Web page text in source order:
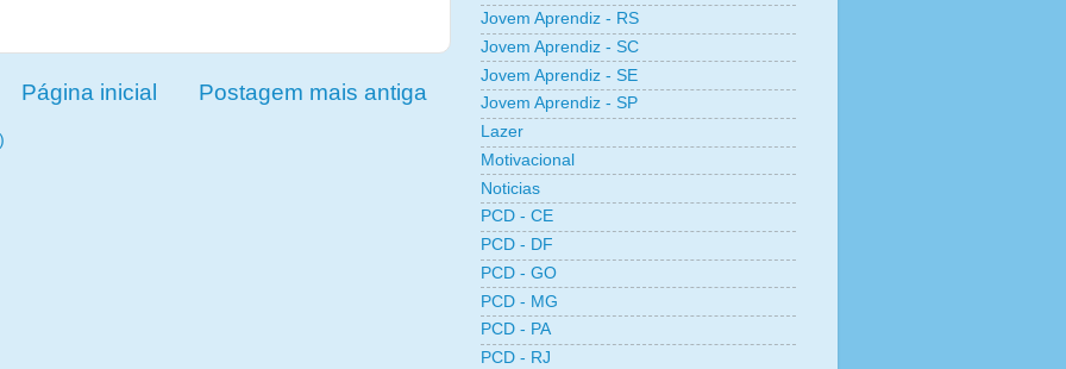
Postagem mais antiga
Página inicial
Jovem Aprendiz - RS
Jovem Aprendiz - SC
Jovem Aprendiz - SE
Jovem Aprendiz - SP
Lazer
Motivacional
Noticias
PCD - CE
PCD - DF
PCD - GO
PCD - MG
PCD - PA
PCD - RJ